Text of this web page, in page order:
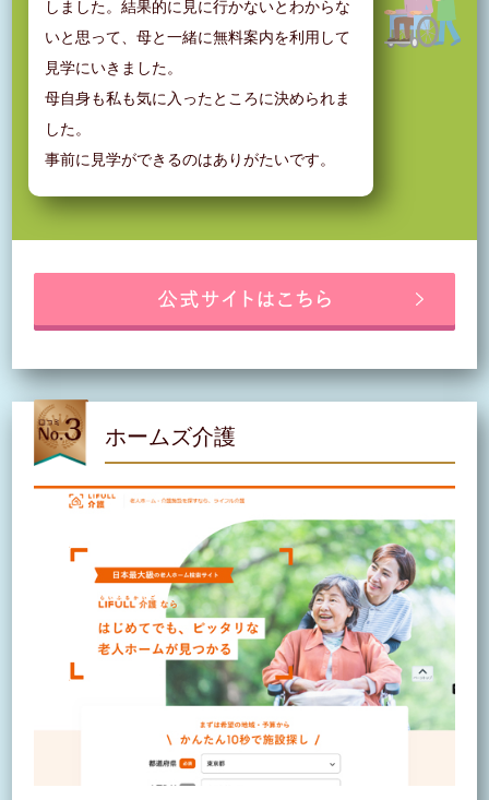
しました。結果的に見に行かないとわからな
いと思って、母と一緒に無料案内を利用して
見学にいきました。
母自身も私も気に入ったところに決められま
した。
事前に見学ができるのはありがたいです。
ホームズ介護